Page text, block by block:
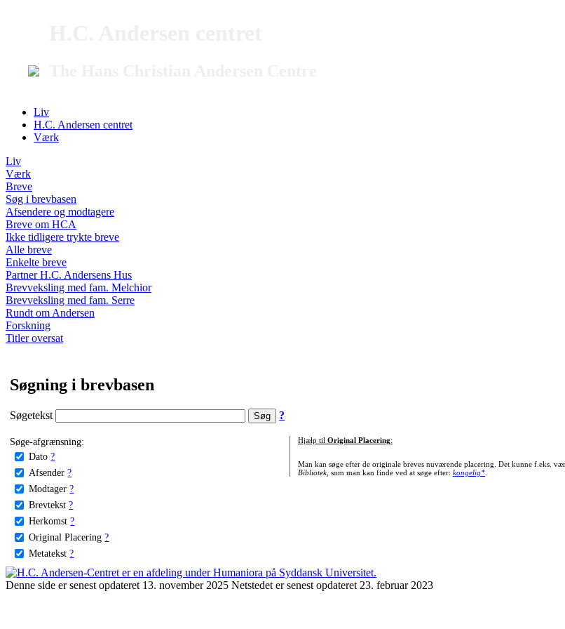
Liv
H.C. Andersen centret
Værk
Liv
Værk
Breve
Søg i brevbasen
Afsendere og modtagere
Breve om HCA
Ikke tidligere trykte breve
Alle breve
Enkelte breve
Partner H.C. Andersens Hus
Brevveksling med fam. Melchior
Brevveksling med fam. Serre
Rundt om Andersen
Forskning
Titler oversat
Søgning i brevbasen
Søgetekst ?
Søge-afgrænsning:
Dato ?
Afsender ?
Modtager ?
Brevtekst ?
Herkomst ?
Original Placering ?
Metatekst ?
Hjælp til Original Placering:
Man kan søge efter de originale breves nuværende placering. Det kunne f.eks.
Bibliotek, som man kan finde ved at søge efter: kongelig*.
Denne side er senest opdateret 13. november 2025 Netstedet er senest opdateret 23. februar 2023